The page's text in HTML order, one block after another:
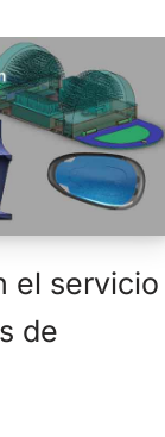
el servicio
de